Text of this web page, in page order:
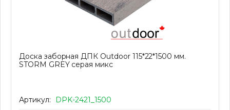
Доска заборная ДПК Outdoor 115*22*1500 мм.
STORM GREY серая микс
Артикул: DPK-2421_1500